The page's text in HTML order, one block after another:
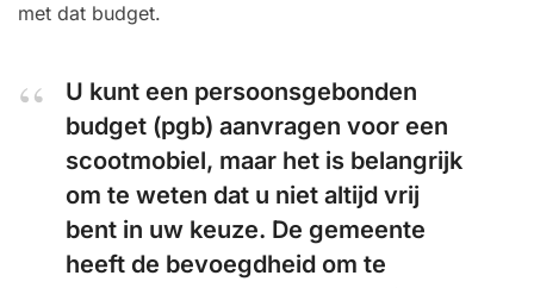
met dat budget.
U kunt een persoonsgebonden
budget (pgb) aanvragen voor een
scootmobiel, maar het is belangrijk
om te weten dat u niet altijd vrij
bent in uw keuze. De gemeente
heeft de bevoegdheid om te